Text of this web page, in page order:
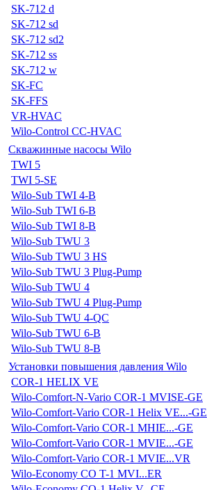
SK-712 d
SK-712 sd
SK-712 sd2
SK-712 ss
SK-712 w
SK-FC
SK-FFS
VR-HVAC
Wilo-Control CC-HVAC
Скважинные насосы Wilo
TWI 5
TWI 5-SE
Wilo-Sub TWI 4-B
Wilo-Sub TWI 6-B
Wilo-Sub TWI 8-B
Wilo-Sub TWU 3
Wilo-Sub TWU 3 HS
Wilo-Sub TWU 3 Plug-Pump
Wilo-Sub TWU 4
Wilo-Sub TWU 4 Plug-Pump
Wilo-Sub TWU 4-QC
Wilo-Sub TWU 6-B
Wilo-Sub TWU 8-B
Установки повышения давления Wilo
COR-1 HELIX VE
Wilo-Comfort-N-Vario COR-1 MVISE-GE
Wilo-Comfort-Vario COR-1 Helix VE...-GE
Wilo-Comfort-Vario COR-1 MHIE...-GE
Wilo-Comfort-Vario COR-1 MVIE...-GE
Wilo-Comfort-Vario COR-1 MVIE...VR
Wilo-Economy CO T-1 MVI...ER